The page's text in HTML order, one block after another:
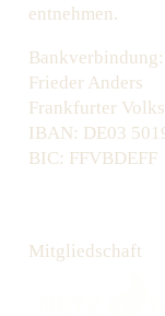
entnehmen.
Bankverbindung:
Frieder Anders
Frankfurter
IBAN: DE03
BIC: FFVBDEFF
Mitgliedschaft